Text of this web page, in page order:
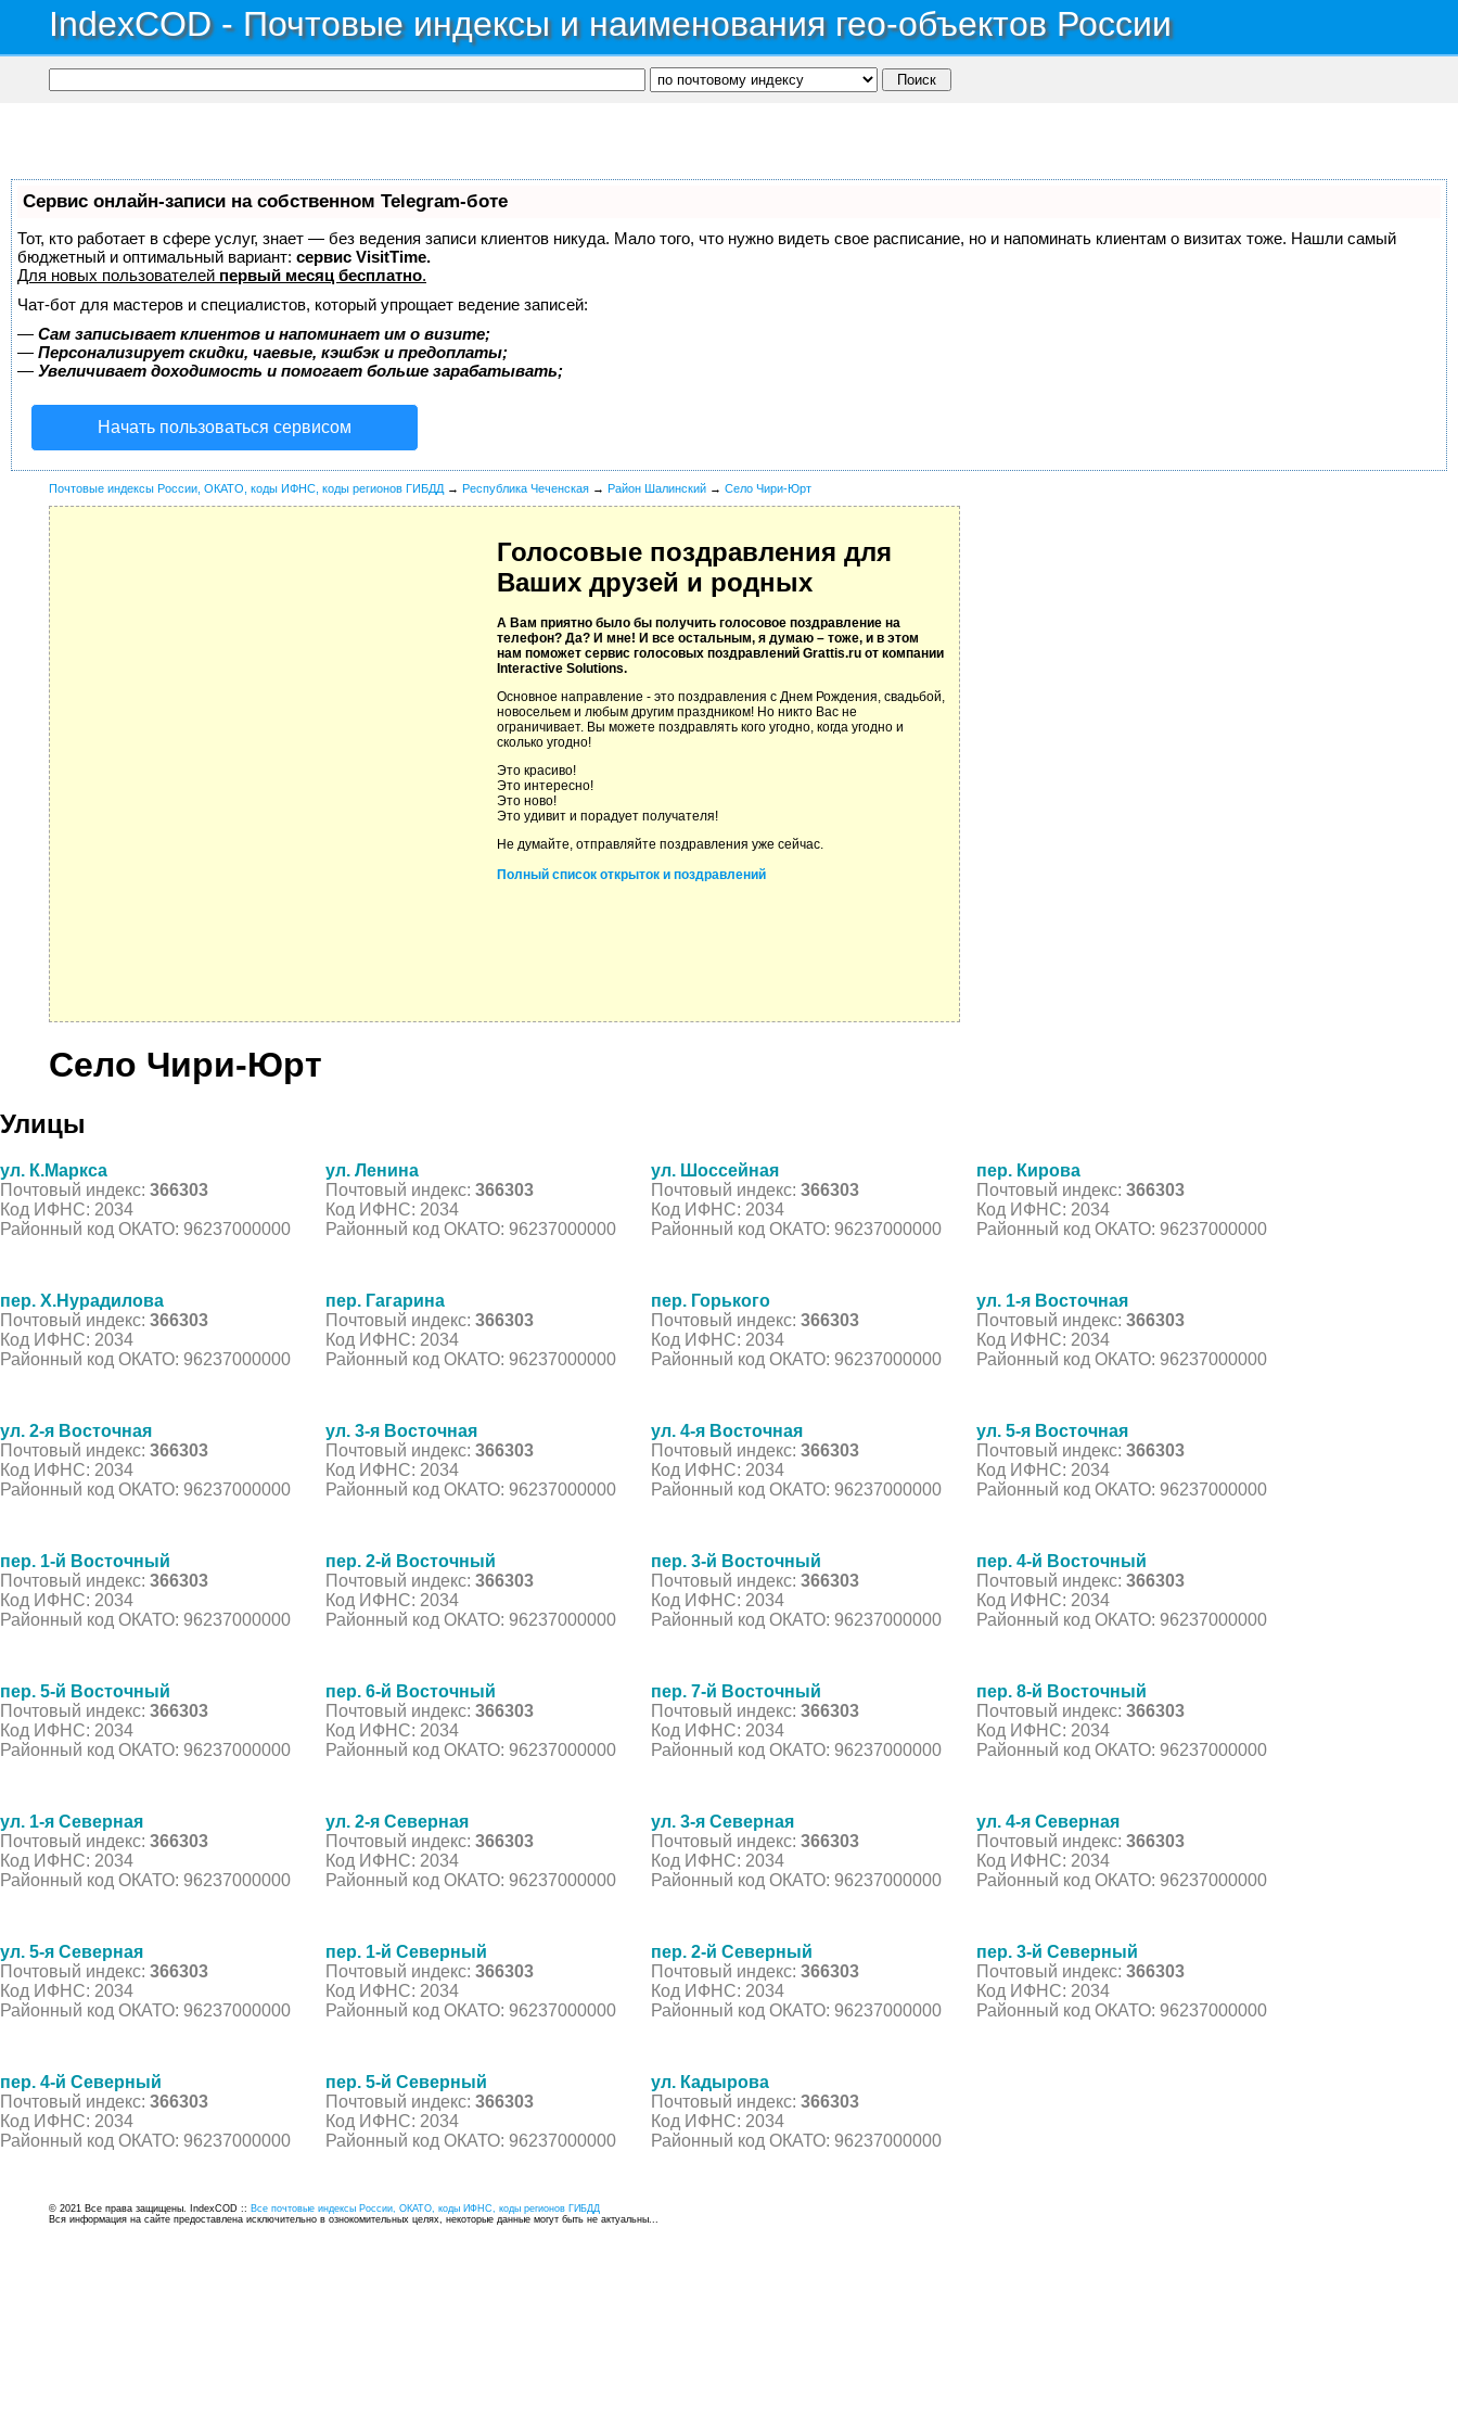
IndexCOD - Почтовые индексы и наименования гео-объектов России
Сервис онлайн-записи на собственном Telegram-боте
Тот, кто работает в сфере услуг, знает — без ведения записи клиентов никуда. Мало того, что нужно видеть свое расписание, но и напоминать клиентам о визитах тоже. Нашли самый
бюджетный и оптимальный вариант: сервис VisitTime.
Для новых пользователей первый месяц бесплатно.
Чат-бот для мастеров и специалистов, который упрощает ведение записей:
— Сам записывает клиентов и напоминает им о визите;
— Персонализирует скидки, чаевые, кэшбэк и предоплаты;
— Увеличивает доходимость и помогает больше зарабатывать;
Начать пользоваться сервисом
Почтовые индексы России, ОКАТО, коды ИФНС, коды регионов ГИБДД → Республика Чеченская → Район Шалинский → Село Чири-Юрт
Голосовые поздравления для
Ваших друзей и родных
А Вам приятно было бы получить голосовое поздравление на
телефон? Да? И мне! И все остальным, я думаю – тоже, и в этом
нам поможет сервис голосовых поздравлений Grattis.ru от компании
Interactive Solutions.
Основное направление - это поздравления с Днем Рождения, свадьбой,
новосельем и любым другим праздником! Но никто Вас не
ограничивает. Вы можете поздравлять кого угодно, когда угодно и
сколько угодно!
Это красиво!
Это интересно!
Это ново!
Это удивит и порадует получателя!
Не думайте, отправляйте поздравления уже сейчас.
Полный список открыток и поздравлений
Село Чири-Юрт
Улицы
ул. К.Маркса
Почтовый индекс: 366303
Код ИФНС: 2034
Районный код ОКАТО: 96237000000
ул. Ленина
Почтовый индекс: 366303
Код ИФНС: 2034
Районный код ОКАТО: 96237000000
ул. Шоссейная
Почтовый индекс: 366303
Код ИФНС: 2034
Районный код ОКАТО: 96237000000
пер. Кирова
Почтовый индекс: 366303
Код ИФНС: 2034
Районный код ОКАТО: 96237000000
пер. Х.Нурадилова
Почтовый индекс: 366303
Код ИФНС: 2034
Районный код ОКАТО: 96237000000
пер. Гагарина
Почтовый индекс: 366303
Код ИФНС: 2034
Районный код ОКАТО: 96237000000
пер. Горького
Почтовый индекс: 366303
Код ИФНС: 2034
Районный код ОКАТО: 96237000000
ул. 1-я Восточная
Почтовый индекс: 366303
Код ИФНС: 2034
Районный код ОКАТО: 96237000000
ул. 2-я Восточная
Почтовый индекс: 366303
Код ИФНС: 2034
Районный код ОКАТО: 96237000000
ул. 3-я Восточная
Почтовый индекс: 366303
Код ИФНС: 2034
Районный код ОКАТО: 96237000000
ул. 4-я Восточная
Почтовый индекс: 366303
Код ИФНС: 2034
Районный код ОКАТО: 96237000000
ул. 5-я Восточная
Почтовый индекс: 366303
Код ИФНС: 2034
Районный код ОКАТО: 96237000000
пер. 1-й Восточный
Почтовый индекс: 366303
Код ИФНС: 2034
Районный код ОКАТО: 96237000000
пер. 2-й Восточный
Почтовый индекс: 366303
Код ИФНС: 2034
Районный код ОКАТО: 96237000000
пер. 3-й Восточный
Почтовый индекс: 366303
Код ИФНС: 2034
Районный код ОКАТО: 96237000000
пер. 4-й Восточный
Почтовый индекс: 366303
Код ИФНС: 2034
Районный код ОКАТО: 96237000000
пер. 5-й Восточный
Почтовый индекс: 366303
Код ИФНС: 2034
Районный код ОКАТО: 96237000000
пер. 6-й Восточный
Почтовый индекс: 366303
Код ИФНС: 2034
Районный код ОКАТО: 96237000000
пер. 7-й Восточный
Почтовый индекс: 366303
Код ИФНС: 2034
Районный код ОКАТО: 96237000000
пер. 8-й Восточный
Почтовый индекс: 366303
Код ИФНС: 2034
Районный код ОКАТО: 96237000000
ул. 1-я Северная
Почтовый индекс: 366303
Код ИФНС: 2034
Районный код ОКАТО: 96237000000
ул. 2-я Северная
Почтовый индекс: 366303
Код ИФНС: 2034
Районный код ОКАТО: 96237000000
ул. 3-я Северная
Почтовый индекс: 366303
Код ИФНС: 2034
Районный код ОКАТО: 96237000000
ул. 4-я Северная
Почтовый индекс: 366303
Код ИФНС: 2034
Районный код ОКАТО: 96237000000
ул. 5-я Северная
Почтовый индекс: 366303
Код ИФНС: 2034
Районный код ОКАТО: 96237000000
пер. 1-й Северный
Почтовый индекс: 366303
Код ИФНС: 2034
Районный код ОКАТО: 96237000000
пер. 2-й Северный
Почтовый индекс: 366303
Код ИФНС: 2034
Районный код ОКАТО: 96237000000
пер. 3-й Северный
Почтовый индекс: 366303
Код ИФНС: 2034
Районный код ОКАТО: 96237000000
пер. 4-й Северный
Почтовый индекс: 366303
Код ИФНС: 2034
Районный код ОКАТО: 96237000000
пер. 5-й Северный
Почтовый индекс: 366303
Код ИФНС: 2034
Районный код ОКАТО: 96237000000
ул. Кадырова
Почтовый индекс: 366303
Код ИФНС: 2034
Районный код ОКАТО: 96237000000
© 2021 Все права защищены. IndexCOD :: Все почтовые индексы России, ОКАТО, коды ИФНС, коды регионов ГИБДД
Вся информация на сайте предоставлена исключительно в ознокомительных целях, некоторые данные могут быть не актуальны...